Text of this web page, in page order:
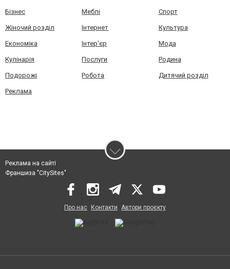
Бізнес Меблі Спорт
Жіночий розділ Інтернет Культура
Економіка Інтер'єр Мода
Кулінарія Послуги Родина
Подорожі Робота Дитячий розділ
Реклама
Реклама на сайті
Франшиза "CitySites"
Про нас Контакти Автори проєкту